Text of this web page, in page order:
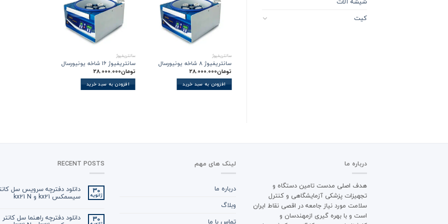
کیت
سانتریفیوژ
سانتریفیوژ 8 شاخه یونیورسال
تومان28.000.000
افزودن به سبد خرید
سانتریفیوژ
سانتریفیوژ 16 شاخه یونیورسال
تومان28.000.000
افزودن به سبد خرید
درباره ما
هدف اصلی مدست تامین دستگاه و
تجهیزات پزشکی آزمایشگاهی و کنترل
سلامت مورد نیاز جامعه در اقصی نقاط ایران
است و با بهره گیری ازمهندسان و
لینک های مهم
درباره ما
وبلاگ
تماس با ما
RECENT POSTS
30
ژانویه
دانلود دفترچه سرویس سل
سیسمکس kx21 و kx21 N
30 دانلود دفترچه راهنما سل کانتر